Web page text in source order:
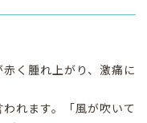
く腫れ上がり、激痛に
れます。「風が吹いて